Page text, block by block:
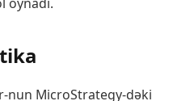
nun MicroStrategy-dəki